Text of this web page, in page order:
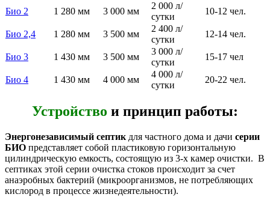
Био 2 1 280 мм 3 000 мм
2 000 л/
сутки
10-12 чел.
Био 2,4 1 280 мм 3 500 мм
2 400 л/
сутки
12-14 чел.
Био 3 1 430 мм 3 500 мм
3 000 л/
сутки
15-17 чел
Био 4 1 430 мм 4 000 мм
4 000 л/
сутки
20-22 чел.
Устройство и принцип работы:
Энергонезависимый септик для частного дома и дачи серии
БИО представляет собой пластиковую горизонтальную
цилиндрическую емкость, состоящую из 3-х камер очистки. В
септиках этой серии очистка стоков происходит за счет
анаэробных бактерий (микроорганизмов, не потребляющих
кислород в процессе жизнедеятельности).